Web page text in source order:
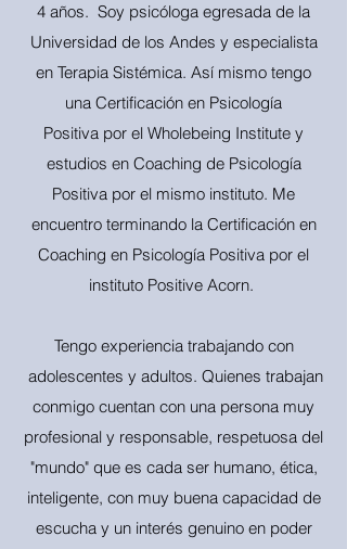
4 años. Soy psicóloga egresada de la
Universidad de los Andes y especialista
en Terapia Sistémica. Así mismo tengo
una Certificación en Psicología
Positiva por el Wholebeing Institute y
estudios en Coaching de Psicología
Positiva por el mismo instituto. Me
encuentro terminando la Certificación en
Coaching en Psicología Positiva por el
instituto Positive Acorn.
Tengo experiencia trabajando con
adolescentes y adultos. Quienes trabajan
conmigo cuentan con una persona muy
profesional y responsable, respetuosa del
"mundo" que es cada ser humano, ética,
inteligente, con muy buena capacidad de
escucha y un interés genuino en poder